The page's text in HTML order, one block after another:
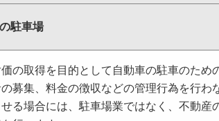
駐車場
の取得を目的として自動車の駐車のため
募集、料金の徴収などの管理行為を行
る場合には、駐車場業ではなく、不動産